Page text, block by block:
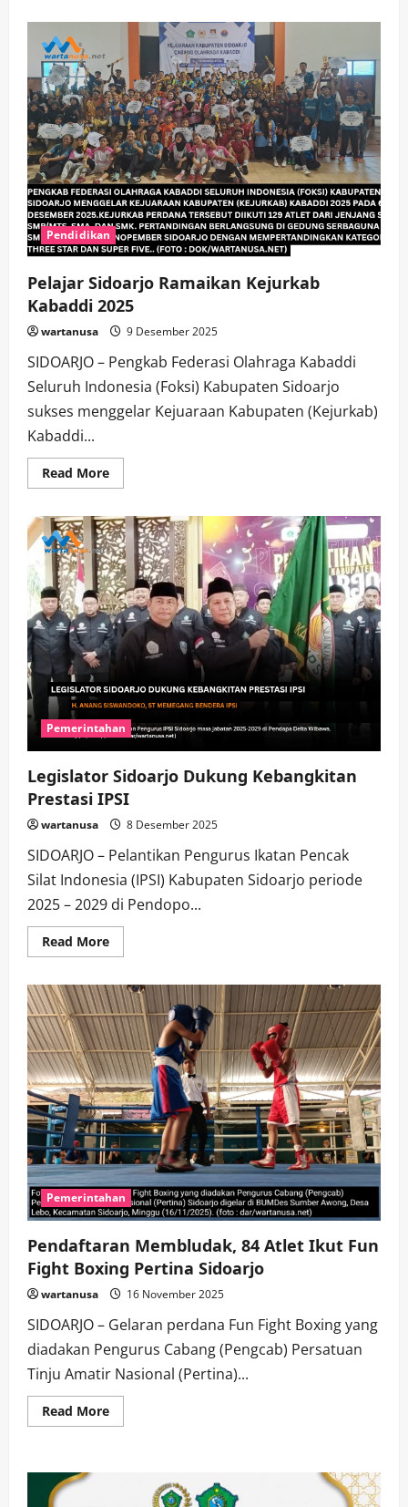
Atlet
Porprov
IX,
Bupati
Subandi
Tegaskan
Pemkab
All
Out
Dukung
Atlet
Sidoarjo
Pendidikan
Pelajar Sidoarjo Ramaikan Kejurkab
Kabaddi 2025
wartanusa 9 Desember 2025
SIDOARJO – Pengkab Federasi Olahraga Kabaddi
Seluruh Indonesia (Foksi) Kabupaten Sidoarjo
sukses menggelar Kejuaraan Kabupaten (Kejurkab)
Kabaddi...
Read MoreRead
more
Sidoarjo
Ramaikan
Kejurkab
Kabaddi
2025
Pemerintahan
Legislator Sidoarjo Dukung Kebangkitan
Prestasi IPSI
wartanusa 8 Desember 2025
SIDOARJO – Pelantikan Pengurus Ikatan Pencak
Silat Indonesia (IPSI) Kabupaten Sidoarjo periode
2025 – 2029 di Pendopo...
Read MoreRead
more
Sidoarjo
Dukung
Kebangkitan
Prestasi
IPSI
Pemerintahan
Pendaftaran Membludak, 84 Atlet Ikut Fun
Fight Boxing Pertina Sidoarjo
wartanusa 16 November 2025
SIDOARJO – Gelaran perdana Fun Fight Boxing yang
diadakan Pengurus Cabang (Pengcab) Persatuan
Tinju Amatir Nasional (Pertina)...
Read MoreRead
more